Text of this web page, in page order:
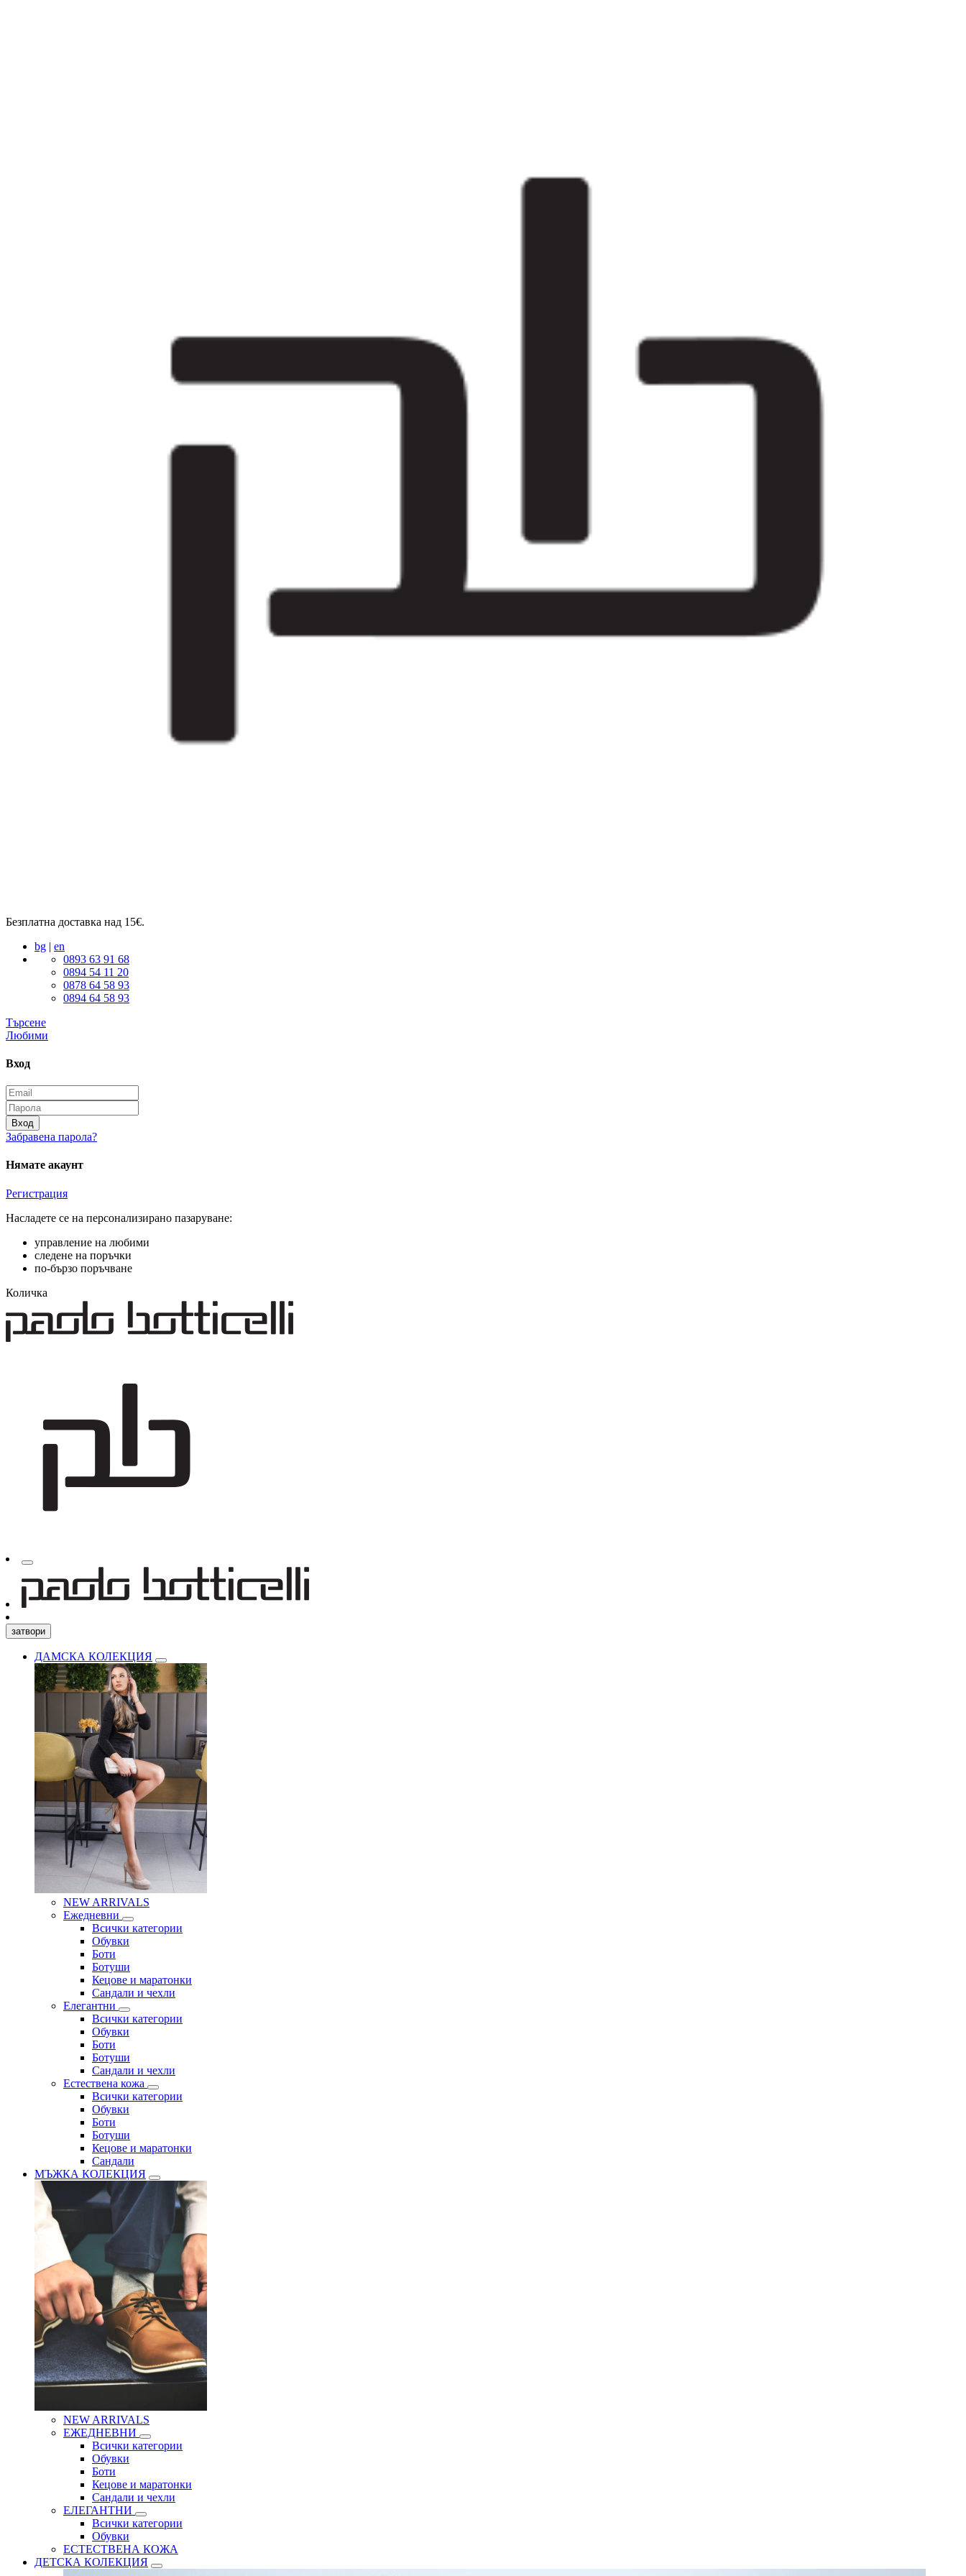
Безплатна доставка над 15€.
bg | en
0893 63 91 68
0894 54 11 20
0878 64 58 93
0894 64 58 93
Търсене
Любими
Вход
Вход
Забравена парола?
Нямате акаунт
Регистрация
Насладете се на персонализирано пазаруване:
управление на любими
следене на поръчки
по-бързо поръчване
Количка
затвори
ДАМСКА КОЛЕКЦИЯ
NEW ARRIVALS
Ежедневни
Всички категории
Обувки
Боти
Ботуши
Кецове и маратонки
Сандали и чехли
Елегантни
Всички категории
Обувки
Боти
Ботуши
Сандали и чехли
Естествена кожа
Всички категории
Обувки
Боти
Ботуши
Кецове и маратонки
Сандали
МЪЖКА КОЛЕКЦИЯ
NEW ARRIVALS
ЕЖЕДНЕВНИ
Всички категории
Обувки
Боти
Кецове и маратонки
Сандали и чехли
ЕЛЕГАНТНИ
Всички категории
Обувки
ЕСТЕСТВЕНА КОЖА
ДЕТСКА КОЛЕКЦИЯ